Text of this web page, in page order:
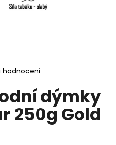
hodnocení
dýmky
250g Gold